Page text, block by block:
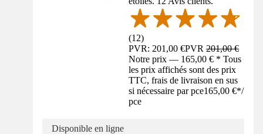
(12)
PVR: 201,00 €PVR201,00 €
Notre prix — 165,00 € * Tous
les prix affichés sont des prix
TTC, frais de livraison en sus
si nécessaire par pce165,00 €*/
pce
Disponible en ligne